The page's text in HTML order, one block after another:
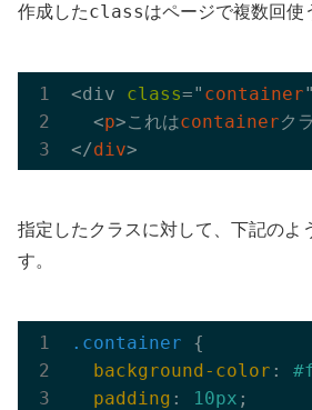
作成したclassはページで複数回使
<div class=" container
  <
p>これはcontainerク
</div
指定したクラスに対して、下記のよ
す。
.container {
background-color :
padding : 10px ;